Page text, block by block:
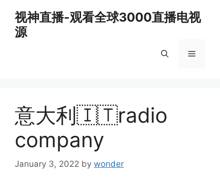
content
视神直播-观看全球3000直播电视
源
Menu
意大利🇮🇹radio
company
January 3, 2022 by wonder